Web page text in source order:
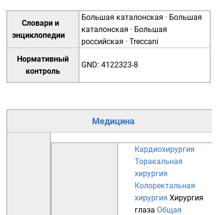
Словари и
энциклопедии
Большая каталонская · Большая
каталонская · Большая
российская · Treccani
Нормативный
контроль
GND: 4122323-8
Медицина
Кардиохирургия
Торакальная
хирургия
Колоректальная
хирургия Хирургия
глаза Общая